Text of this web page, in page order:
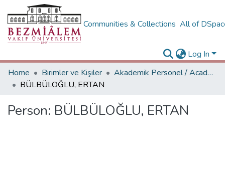
Communities & Collections All of
Log In
Home
Birimler ve Kişiler
Akademik Personel / Academic People
BÜLBÜLOĞLU, ERTAN
Person: BÜLBÜLOĞLU, ERTAN